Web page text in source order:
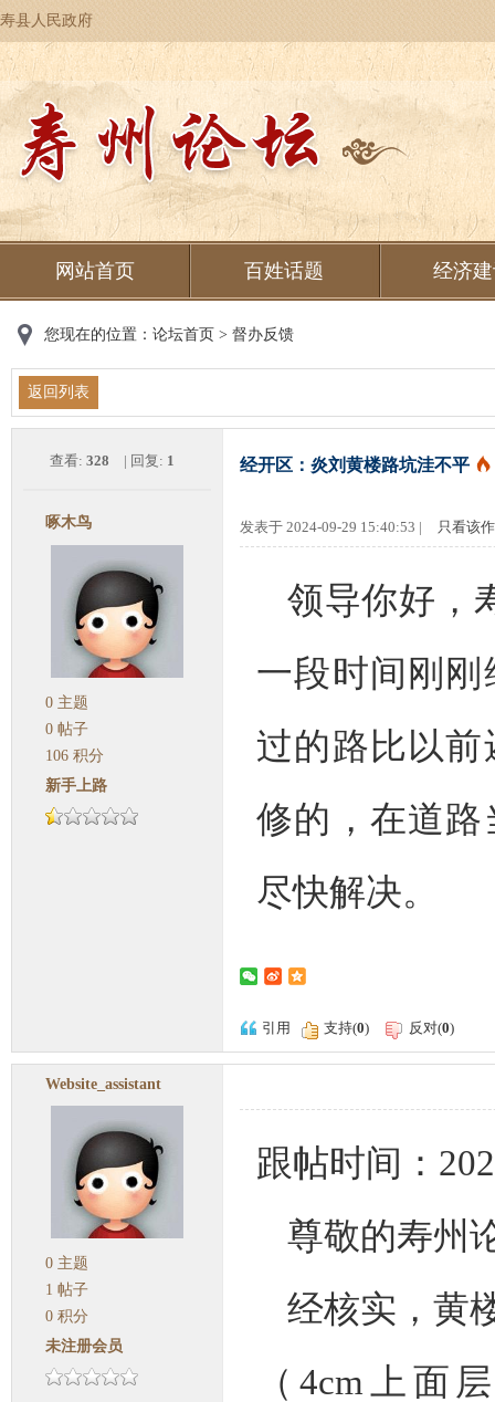
寿县人民政府
网站首页 百姓话题 经济
您现在的位置： 论坛首页 > 督办反馈
返回列表
查看: 328 | 回复: 1 经开区：炎刘黄楼路坑洼不平
啄木鸟
0 主题
0 帖子
106 积分
新手上路
发表于 2024-09-29 15:40:53 | 只看该
领导你好，
一段时间刚
过的路比以
修的，在道
尽快解决。
引用 支持(0) 反对(0)
Website_assistant
0 主题
1 帖子
0 积分
未注册会员
跟帖时间：
尊敬的寿州
经核实，黄
（4cm上面